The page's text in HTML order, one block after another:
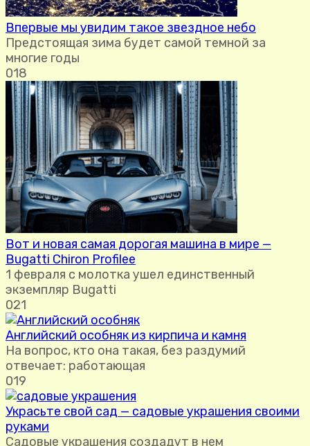
Впервые мы увидим такое звездное небо
Предстоящая зима будет самой темной за
многие годы
018
Вот и новая самая дорогая машина в мире —
Bugatti Chiron Profilee
1 февраля с молотка ушел единственный
экземпляр Bugatti
021
Английский особняк из кирпича и камня
На вопрос, кто она такая, без раздумий
отвечает: работающая
019
Украсьте свой сад — садовые украшения своими
руками
Садовые украшения создадут в нем